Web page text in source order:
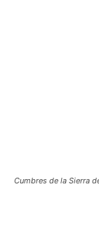
Cumbres de la Sierra